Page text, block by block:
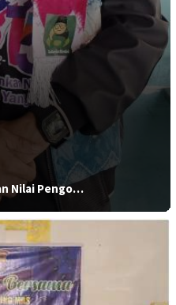
Nilai Pengo…